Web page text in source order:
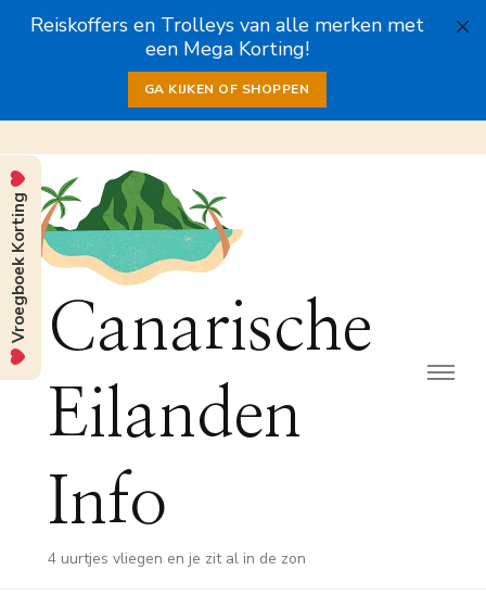
Reiskoffers en Trolleys van alle merken met
een Mega Korting!
GA KIJKEN OF SHOPPEN
Canarische
Eilanden
Info
4 uurtjes vliegen en je zit al in de zon
Vroegboek Korting